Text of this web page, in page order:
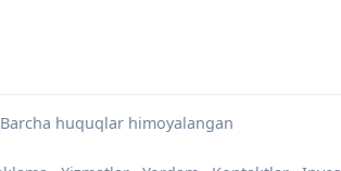
huquqlar himoyalangan